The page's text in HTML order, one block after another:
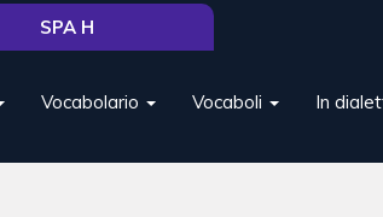
Vocabolario Vocaboli In
SPA H